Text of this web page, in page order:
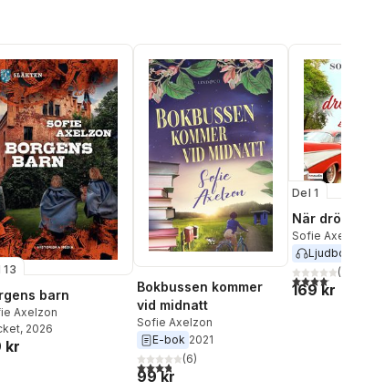
13
barn
Axelzon
, 2026
kr
Bokbussen kommer
vid midnatt
Sofie Axelzon
E-bok 2021
3,8utav 5 stjärnor. Totalt antal röster:
(6)
99 kr
Del 1
När
Sofie Axelzon
Ljudbok
4,1utav 5(
169 kr